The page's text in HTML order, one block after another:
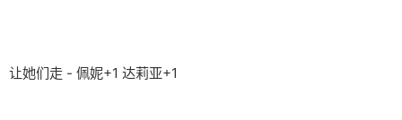
让她们走 - 佩妮+1 达莉亚+1